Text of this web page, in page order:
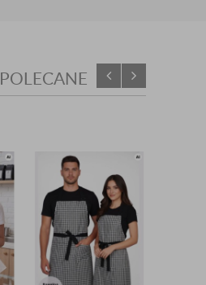
POLECANE